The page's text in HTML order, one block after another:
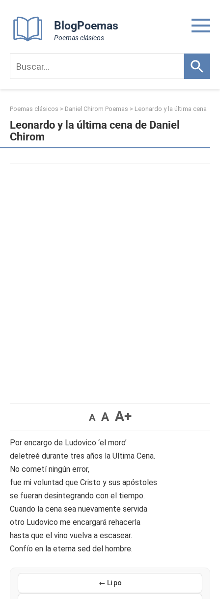
content
BlogPoemas
Poemas clásicos
Poemas clásicos > Daniel Chirom Poemas > Leonardo y la última cena
Leonardo y la última cena de Daniel
Chirom
A A A+
Por encargo de Ludovico ‘el moro’
deletreé durante tres años la Ultima Cena.
No cometí ningún error,
fue mi voluntad que Cristo y sus apóstoles
se fueran desintegrando con el tiempo.
Cuando la cena sea nuevamente servida
otro Ludovico me encargará rehacerla
hasta que el vino vuelva a escasear.
Confío en la eterna sed del hombre.
← Li po